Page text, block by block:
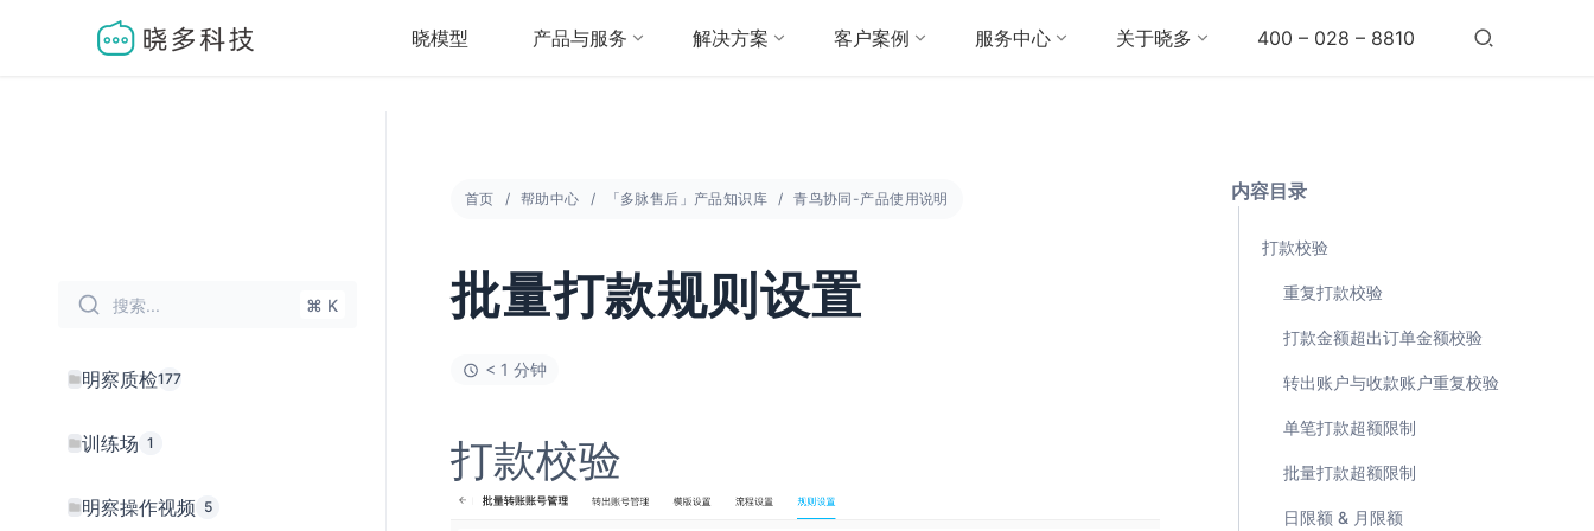
晓模型 产品与服务 解决方案 客户案例 服务中心 关于晓多 400 – 028 – 8810
搜索... ⌘ K
明察质检177
训练场 1
明察操作视频 5
首页 帮助中心 「多脉售后」产品知识库 青鸟协同-产品使用说明
批量打款规则设置
< 1 分钟
打款校验
内容目录
打款校验
重复打款校验
打款金额超出订单金额校验
转出账户与收款账户重复校验
单笔打款超额限制
批量打款超额限制
日限额 & 月限额